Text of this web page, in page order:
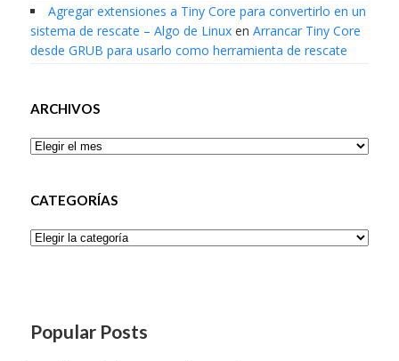
Agregar extensiones a Tiny Core para convertirlo en un
sistema de rescate – Algo de Linuxen Arrancar Tiny Core
desde GRUB para usarlo como herramienta de rescate
ARCHIVOS
Archivos
CATEGORÍAS
Categorías
Popular Posts